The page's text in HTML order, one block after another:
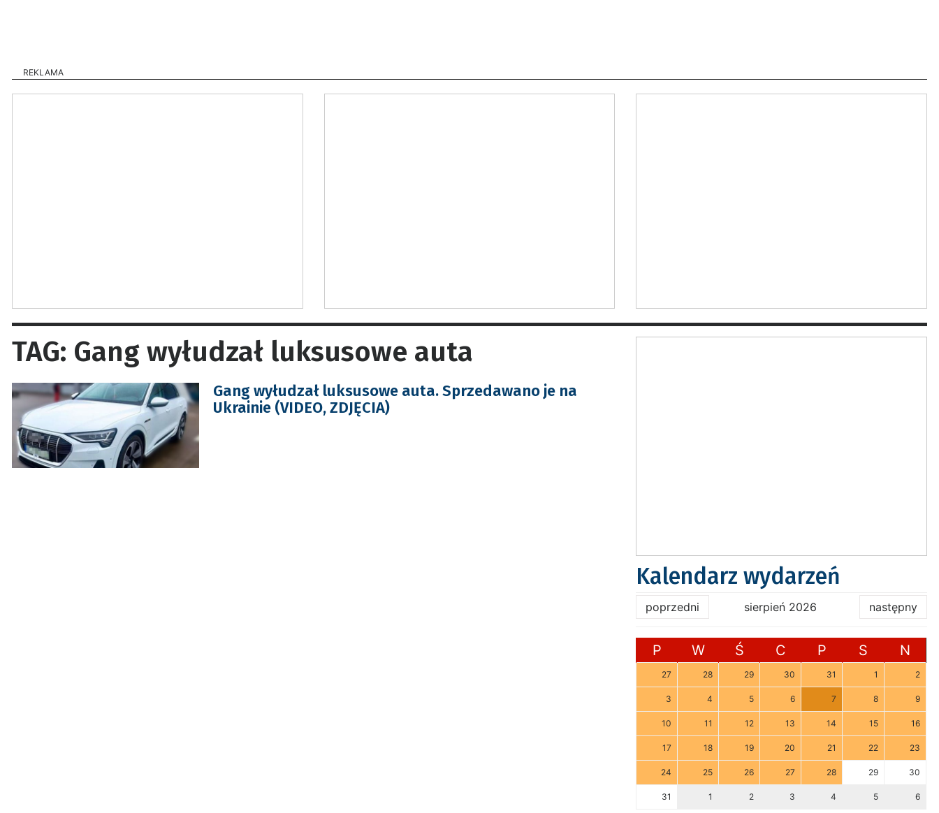
REKLAMA
TAG: Gang wyłudzał luksusowe auta
Gang wyłudzał luksusowe auta. Sprzedawano je na
Ukrainie (VIDEO, ZDJĘCIA)
Kalendarz wydarzeń
poprzedni sierpień 2026 następny
P W Ś C P S N
27 28 29 30 31 1 2
3 4 5 6 7 8 9
10 11 12 13 14 15 16
17 18 19 20 21 22 23
24 25 26 27 28 29 30
31 1 2 3 4 5 6